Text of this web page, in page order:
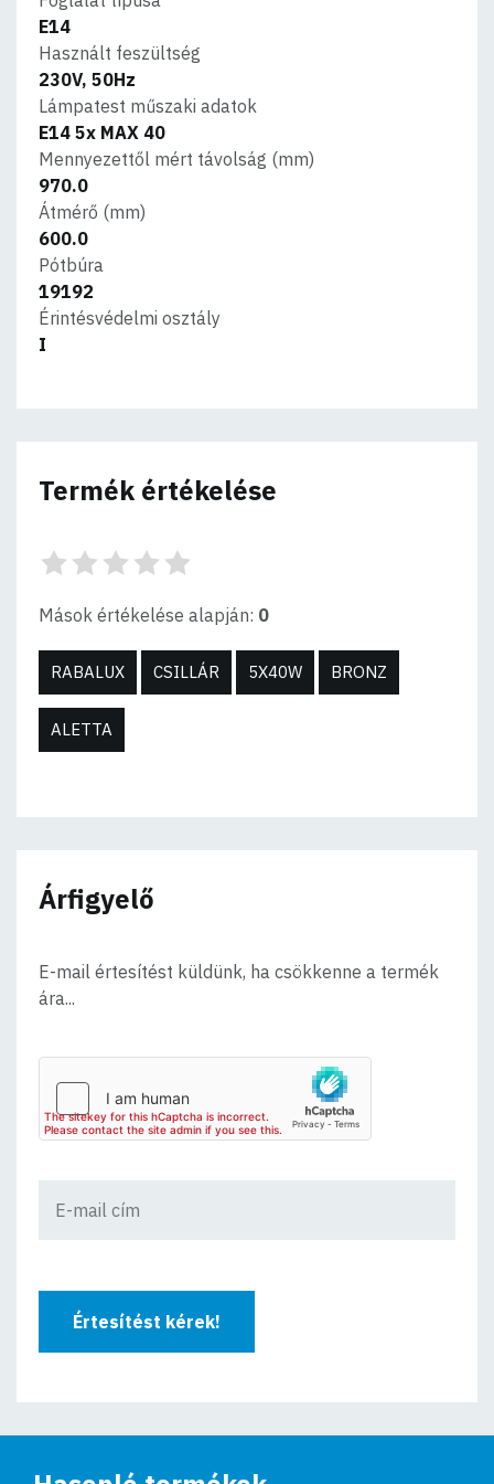
E14
Használt feszültség
230V, 50Hz
Lámpatest műszaki adatok
E14 5x MAX 40
Mennyezettől mért távolság (mm)
970.0
Átmérő (mm)
600.0
Pótbúra
19192
Érintésvédelmi osztály
I
Termék értékelése
Mások értékelése alapján: 0
RABALUX CSILLÁR 5X40W BRONZ
ALETTA
Árfigyelő
E-mail értesítést küldünk, ha csökkenne a termék
ára...
Értesítést kérek!